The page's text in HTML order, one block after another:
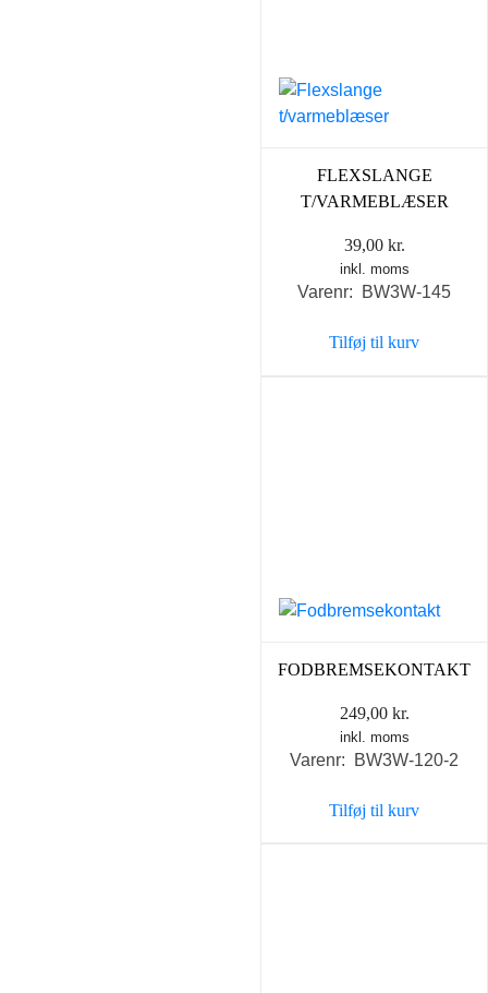
FLEXSLANGE
T/VARMEBLÆSER
39,00 kr.
inkl. moms
Varenr: BW3W-145
Tilføj til kurv
FODBREMSEKONTAKT
249,00 kr.
inkl. moms
Varenr: BW3W-120-2
Tilføj til kurv